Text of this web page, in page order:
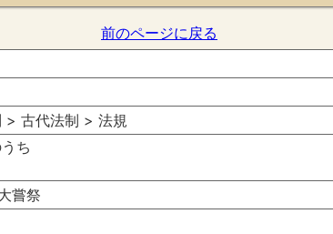
前のページに戻る
> 古代法制 > 法規
ち
嘗祭